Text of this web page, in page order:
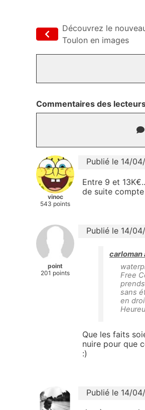
Découvrez le
Toulon en images
Commentaires des
vinoc
543 points
Publié le 14/
Entre 9 et
de suite
point
201 points
Publié le 14/
carloman
Free
sans
en
Que les faits
nuire pour que
:)
Publié le 14/